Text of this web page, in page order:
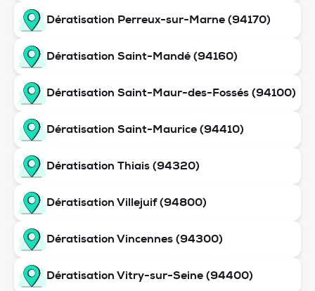
Dératisation Perreux-sur-Marne (94170)
Dératisation Saint-Mandé (94160)
Dératisation Saint-Maur-des-Fossés (94100)
Dératisation Saint-Maurice (94410)
Dératisation Thiais (94320)
Dératisation Villejuif (94800)
Dératisation Vincennes (94300)
Dératisation Vitry-sur-Seine (94400)